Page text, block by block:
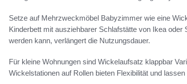
Setze auf Mehrzweckmöbel Babyzimmer wie eine
Kinderbett mit ausziehbarer Schlafstätte von Ikea
werden kann, verlängert die Nutzungsdauer.
Für kleine Wohnungen sind Wickelaufsatz klappbar
Wickelstationen auf Rollen bieten Flexibilität und